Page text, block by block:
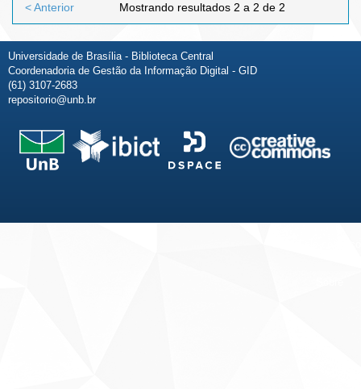
Mostrando resultados 2 a 2 de 2
< Anterior
Universidade de Brasília - Biblioteca Central
Coordenadoria de Gestão da Informação Digital - GID
(61) 3107-2683
repositorio@unb.br